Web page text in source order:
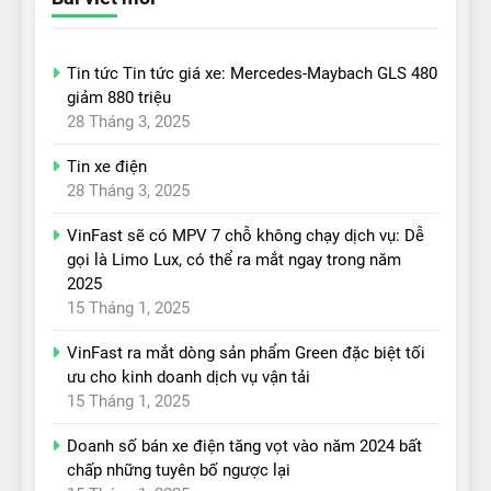
Tin tức Tin tức giá xe: Mercedes-Maybach GLS 480
giảm 880 triệu
28 Tháng 3, 2025
Tin xe điện
28 Tháng 3, 2025
VinFast sẽ có MPV 7 chỗ không chạy dịch vụ: Dễ
gọi là Limo Lux, có thể ra mắt ngay trong năm
2025
15 Tháng 1, 2025
VinFast ra mắt dòng sản phẩm Green đặc biệt tối
ưu cho kinh doanh dịch vụ vận tải
15 Tháng 1, 2025
Doanh số bán xe điện tăng vọt vào năm 2024 bất
chấp những tuyên bố ngược lại